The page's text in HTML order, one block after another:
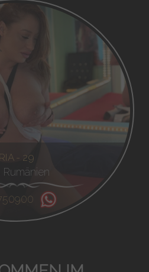
RIA - 29
Rumänien